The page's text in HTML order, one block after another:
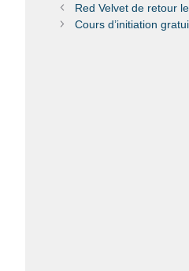
Red Velvet de retour
Cours d’initiation